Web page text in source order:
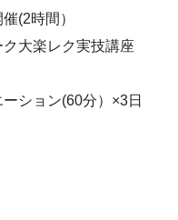
(2時間）
ク大楽レク実技講座
ション(60分）×3日